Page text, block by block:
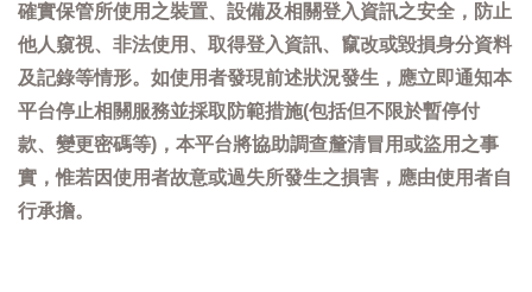
確實保管所使用之裝置、設備及相關登入資訊之安全，防止
他人窺視、非法使用、取得登入資訊、竄改或毀損身分資料
及記錄等情形。如使用者發現前述狀況發生，應立即通知本
平台停止相關服務並採取防範措施(包括但不限於暫停付
款、變更密碼等)，本平台將協助調查釐清冒用或盜用之事
實，惟若因使用者故意或過失所發生之損害，應由使用者自
行承擔。